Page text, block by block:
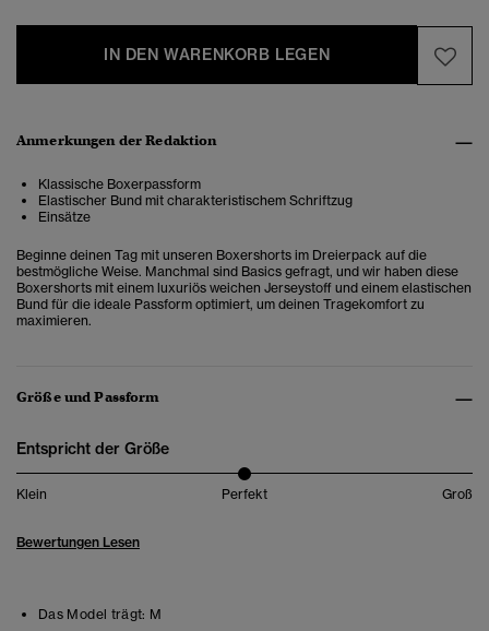
IN DEN WARENKORB LEGEN
Anmerkungen der Redaktion
Klassische Boxerpassform
Elastischer Bund mit charakteristischem Schriftzug
Einsätze
Beginne deinen Tag mit unseren Boxershorts im Dreierpack auf die
bestmögliche Weise. Manchmal sind Basics gefragt, und wir haben diese
Boxershorts mit einem luxuriös weichen Jerseystoff und einem elastischen
Bund für die ideale Passform optimiert, um deinen Tragekomfort zu
maximieren.
Größe und Passform
Entspricht der Größe
Klein Perfekt Groß
Bewertungen Lesen
Das Model trägt: M